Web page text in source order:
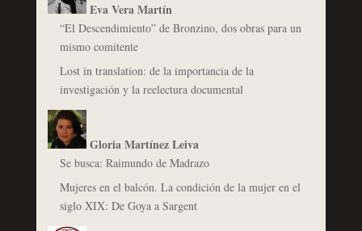
Eva Vera Martín
“El Descendimiento” de Bronzino, dos obras para un
mismo comitente
Lost in translation: de la importancia de la
investigación y la reelectura documental
Gloria Martínez Leiva
Se busca: Raimundo de Madrazo
Mujeres en el balcón. La condición de la mujer en el
siglo XIX: De Goya a Sargent